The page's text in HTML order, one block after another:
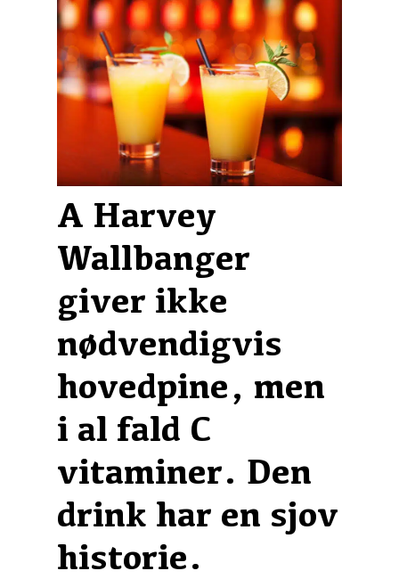
A Harvey
Wallbanger
giver ikke
nødvendigvis
hovedpine, men
i al fald C
vitaminer. Den
drink har en sjov
historie.